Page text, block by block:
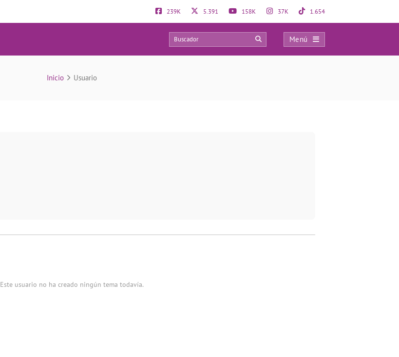
239K 5.391 158K 37K 1.654
Menú
Usuario
13 0
Inicio Usuario
Este usuario no ha creado ningún tema todavía.